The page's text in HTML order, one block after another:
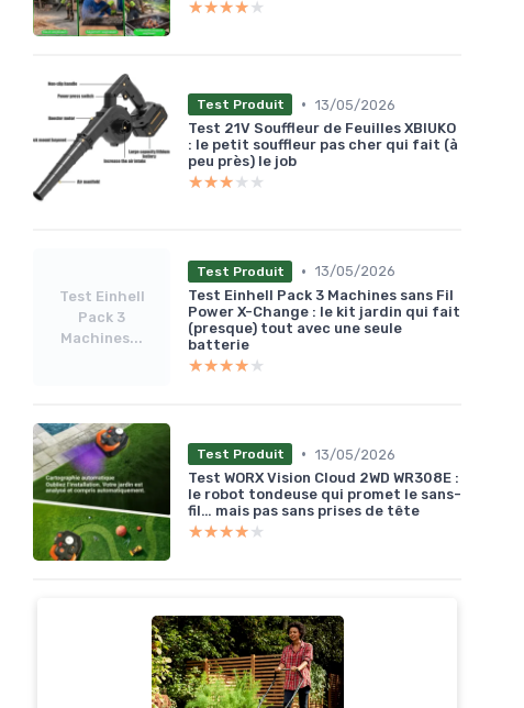
★★★★★
★★★★★
Test Produit • 13/05/2026
Test 21V Souffleur de Feuilles XBIUKO
: le petit souffleur pas cher qui fait (à
peu près) le job
★★★★★
★★★★★
Test Einhell
Pack 3
Machines...
Test Produit • 13/05/2026
Test Einhell Pack 3 Machines sans Fil
Power X-Change : le kit jardin qui fait
(presque) tout avec une seule
batterie
★★★★★
★★★★★
Test Produit • 13/05/2026
Test WORX Vision Cloud 2WD WR308E :
le robot tondeuse qui promet le sans-
fil… mais pas sans prises de tête
★★★★★
★★★★★